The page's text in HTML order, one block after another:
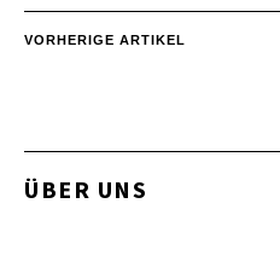
VORHERIGE ARTIKEL
ÜBER UNS